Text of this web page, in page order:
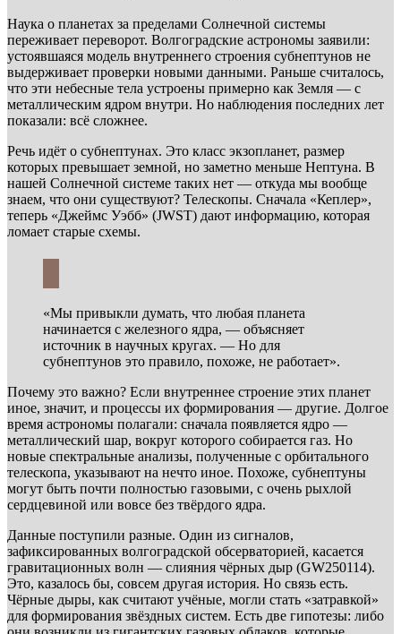
Наука о планетах за пределами Солнечной системы
переживает переворот. Волгоградские астрономы заявили:
устоявшаяся модель внутреннего строения субнептунов не
выдерживает проверки новыми данными. Раньше считалось,
что эти небесные тела устроены примерно как Земля — с
металлическим ядром внутри. Но наблюдения последних лет
показали: всё сложнее.
Речь идёт о субнептунах. Это класс экзопланет, размер
которых превышает земной, но заметно меньше Нептуна. В
нашей Солнечной системе таких нет — откуда мы вообще
знаем, что они существуют? Телескопы. Сначала «Кеплер»,
теперь «Джеймс Уэбб» (JWST) дают информацию, которая
ломает старые схемы.
«Мы привыкли думать, что любая планета
начинается с железного ядра, — объясняет
источник в научных кругах. — Но для
субнептунов это правило, похоже, не работает».
Почему это важно? Если внутреннее строение этих планет
иное, значит, и процессы их формирования — другие. Долгое
время астрономы полагали: сначала появляется ядро —
металлический шар, вокруг которого собирается газ. Но
новые спектральные анализы, полученные с орбитального
телескопа, указывают на нечто иное. Похоже, субнептуны
могут быть почти полностью газовыми, с очень рыхлой
сердцевиной или вовсе без твёрдого ядра.
Данные поступили разные. Один из сигналов,
зафиксированных волгоградской обсерваторией, касается
гравитационных волн — слияния чёрных дыр (GW250114).
Это, казалось бы, совсем другая история. Но связь есть.
Чёрные дыры, как считают учёные, могли стать «затравкой»
для формирования звёздных систем. Есть две гипотезы: либо